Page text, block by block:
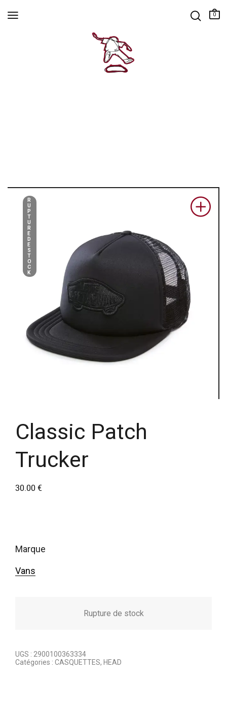
0
R
U
P
T
U
R
E
D
E
S
T
O
C
K
Classic Patch
Trucker
30.00 €
marque
Vans
Rupture de stock
UGS : 2900100363334
Catégories : CASQUETTES, HEAD